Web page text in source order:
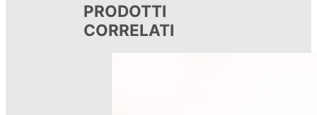
PRODOTTI
CORRELATI